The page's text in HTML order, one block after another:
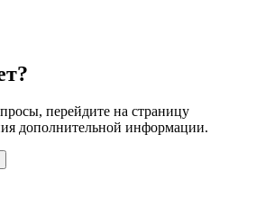
перейдите на страницу
дополнительной информации.